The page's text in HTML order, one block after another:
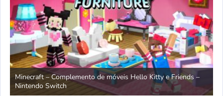
Minecraft – Complemento de móveis Hello Kitty e Friends –
Nintendo Switch